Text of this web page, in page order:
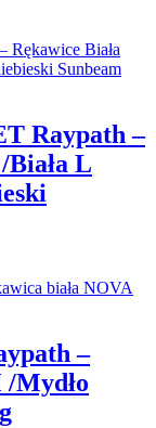
Raypath –
Biała L
–
/Mydło